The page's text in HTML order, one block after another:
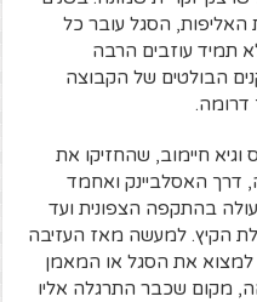
האליפות, הסגל עובר כל
תמיד עוזבים הרבה
הבולטים של הקבוצה
דרומה.
וגיא חיימוב, שהחזיקו את
דרך האסלביינק ואחמד
בהתקפה הצפונית ועד
הקיץ. למעשה מאז העזיבה
למצוא את הסגל או המאמן
מקום שכבר התרגלה אליו